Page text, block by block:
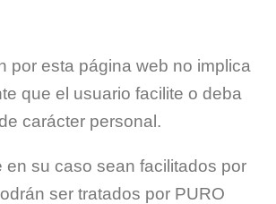
por esta página web no implica
que el usuario facilite o deba
carácter personal.
en su caso sean facilitados por
ser tratados por PURO